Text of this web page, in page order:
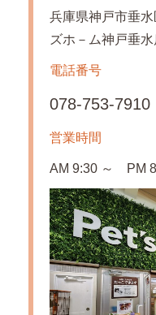
兵庫県神戸市垂
ズホ－ム神戸垂水
電話番号
078-753-7910
営業時間
AM 9:30 ～ PM